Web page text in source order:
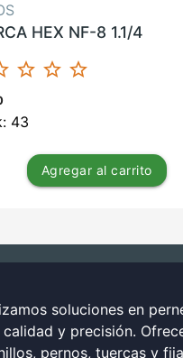
HEX NF-8 1.1/4
star_border star_border star_border
43
Agregar al carrito
soluciones en
y precisión.
pernos, tuercas y